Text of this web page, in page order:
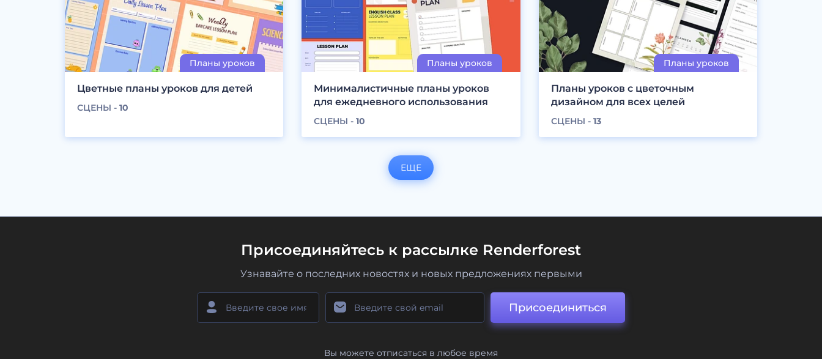
Цветные планы уроков для детей
СЦЕНЫ -10
Минималистичные планы уроков
для ежедневного использования
СЦЕНЫ -10
Планы уроков с цветочным
дизайном для всех целей
СЦЕНЫ - 13
ЕЩЕ
Присоединяйтесь к рассылке Renderforest
Узнавайте о последних новостях и новых предложениях первыми
Присоединиться
Вы можете отписаться в любое время